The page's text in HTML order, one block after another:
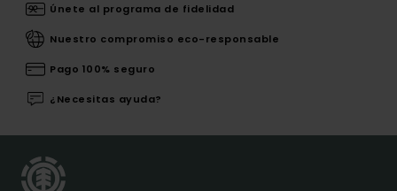
Únete al programa de fidelidad
Nuestro compromiso eco-responsable
Pago 100% seguro
¿Necesitas ayuda?